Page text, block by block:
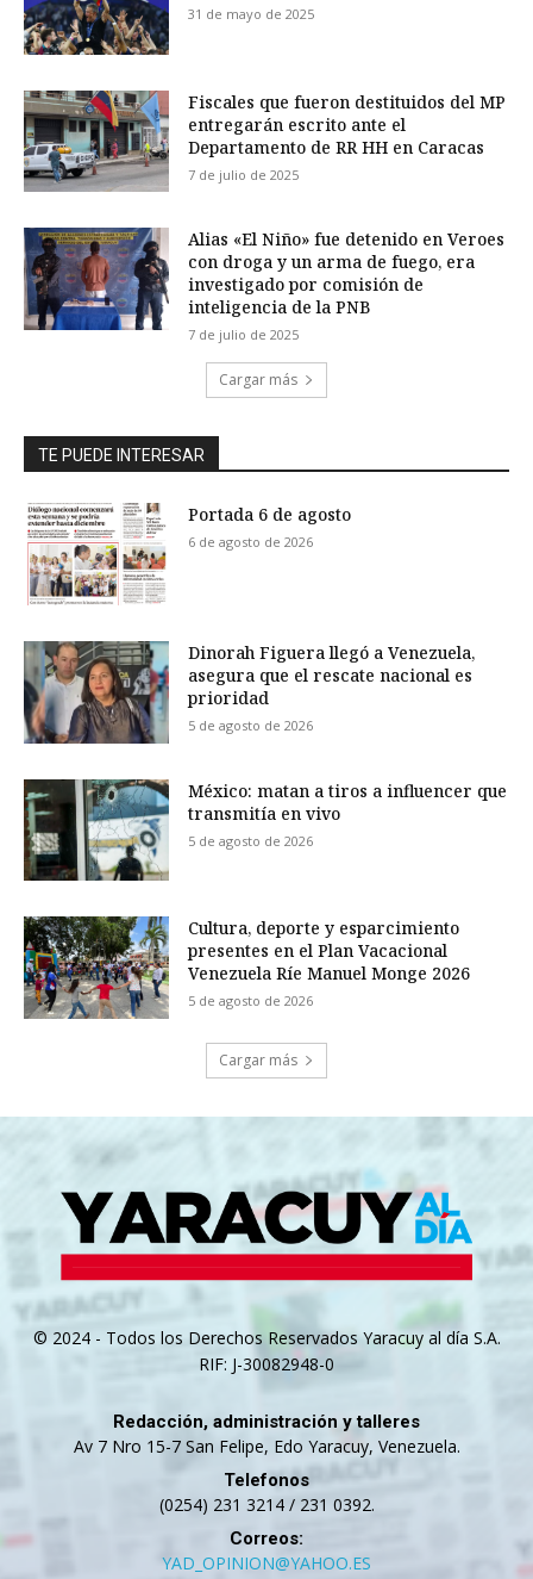
31 de mayo de 2025
Fiscales que fueron destituidos del MP
entregarán escrito ante el
Departamento de RR HH en Caracas
7 de julio de 2025
Alias «El Niño» fue detenido en Veroes
con droga y un arma de fuego, era
investigado por comisión de
inteligencia de la PNB
7 de julio de 2025
Cargar más
TE PUEDE INTERESAR
Portada 6 de agosto
6 de agosto de 2026
Dinorah Figuera llegó a Venezuela,
asegura que el rescate nacional es
prioridad
5 de agosto de 2026
México: matan a tiros a influencer que
transmitía en vivo
5 de agosto de 2026
Cultura, deporte y esparcimiento
presentes en el Plan Vacacional
Venezuela Ríe Manuel Monge 2026
5 de agosto de 2026
Cargar más
© 2024 - Todos los Derechos Reservados Yaracuy al día S.A.
RIF: J-30082948-0
Redacción, administración y talleres
Av 7 Nro 15-7 San Felipe, Edo Yaracuy, Venezuela.
Telefonos
(0254) 231 3214 / 231 0392.
Correos:
YAD_OPINION@YAHOO.ES